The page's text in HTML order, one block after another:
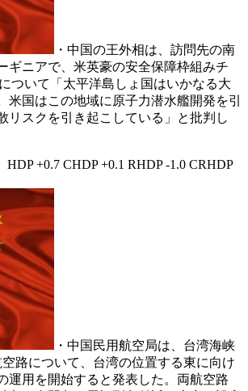
・中国の王外相は、訪問先の南
ギニアで、米英豪の安全保障枠組みチ
ついて「太平洋島しょ国はいかなる大
米国はこの地域に原子力潜水艦開発を引
リスクを引き起こしている」と批判し
+0.7 CHDP +0.1 RHDP -1.0 CRHDP
・中国民用航空局は、台湾海峡
空路について、台湾の位置する東に向け
運用を開始すると発表した。両航空路